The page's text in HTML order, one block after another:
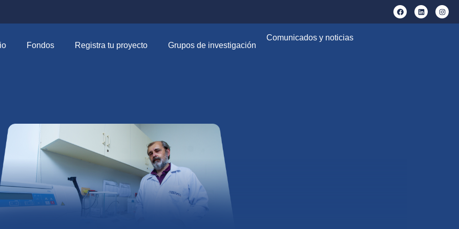
Fondos Registra tu proyecto Grupos de investigación
Comunicados y noticias